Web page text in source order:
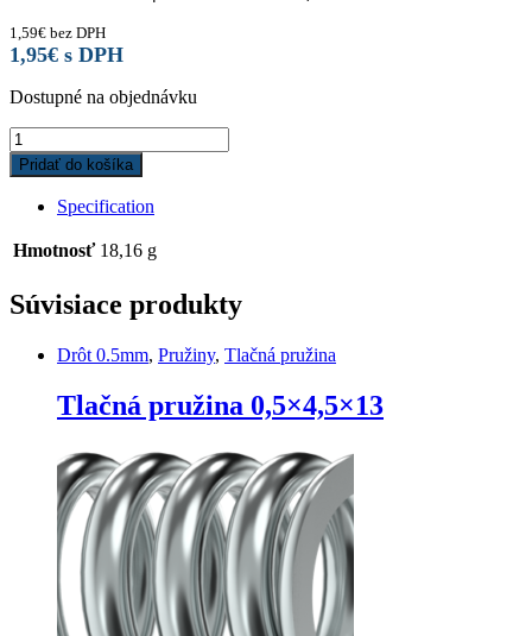
1,59€ bez DPH
1,95€ s DPH
Dostupné na objednávku
Tlačná
pružina
2,5x22,5x54
quantity
Pridať do košíka
Specification
Hmotnosť 18,16 g
Súvisiace produkty
Drôt 0.5mm, Pružiny, Tlačná pružina
Tlačná pružina 0,5×4,5×13